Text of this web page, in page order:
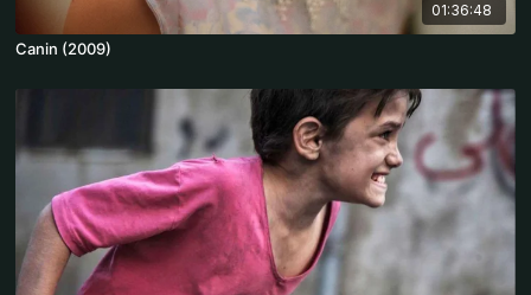
01:36:48
Canin (2009)